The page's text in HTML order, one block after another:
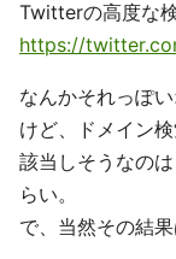
Twitterの高度な
https://
なんかそれっぽ
けど、ドメイン
該当しそうなの
らい。
で、当然その結